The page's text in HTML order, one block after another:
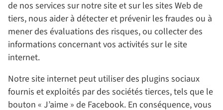
de nos services sur notre site et sur les sites Web de
tiers, nous aider à détecter et prévenir les fraudes ou à
mener des évaluations des risques, ou collecter des
informations concernant vos activités sur le site
internet.
Notre site internet peut utiliser des plugins sociaux
fournis et exploités par des sociétés tierces, tels que le
bouton « J’aime » de Facebook. En conséquence, vous